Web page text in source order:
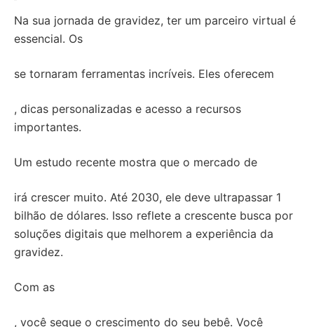
Na sua jornada de gravidez, ter um parceiro virtual é
essencial. Os
se tornaram ferramentas incríveis. Eles oferecem
, dicas personalizadas e acesso a recursos
importantes.
Um estudo recente mostra que o mercado de
irá crescer muito. Até 2030, ele deve ultrapassar 1
bilhão de dólares. Isso reflete a crescente busca por
soluções digitais que melhorem a experiência da
gravidez.
Com as
, você segue o crescimento do seu bebê. Você